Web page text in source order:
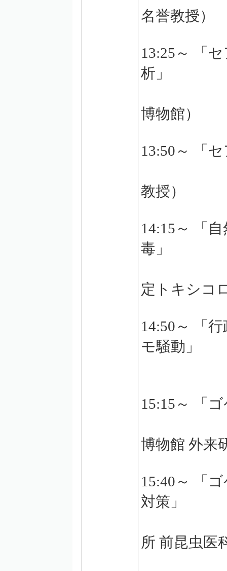
名誉教授）
13:25～ 「
析」
博物館）
13:50～ 「
教授）
14:15～ 「
毒」
定トキシコ
14:50～ 「
モ騒動」
15:15～ 「
博物館 外来
15:40～ 「
対策」
所 前昆虫医